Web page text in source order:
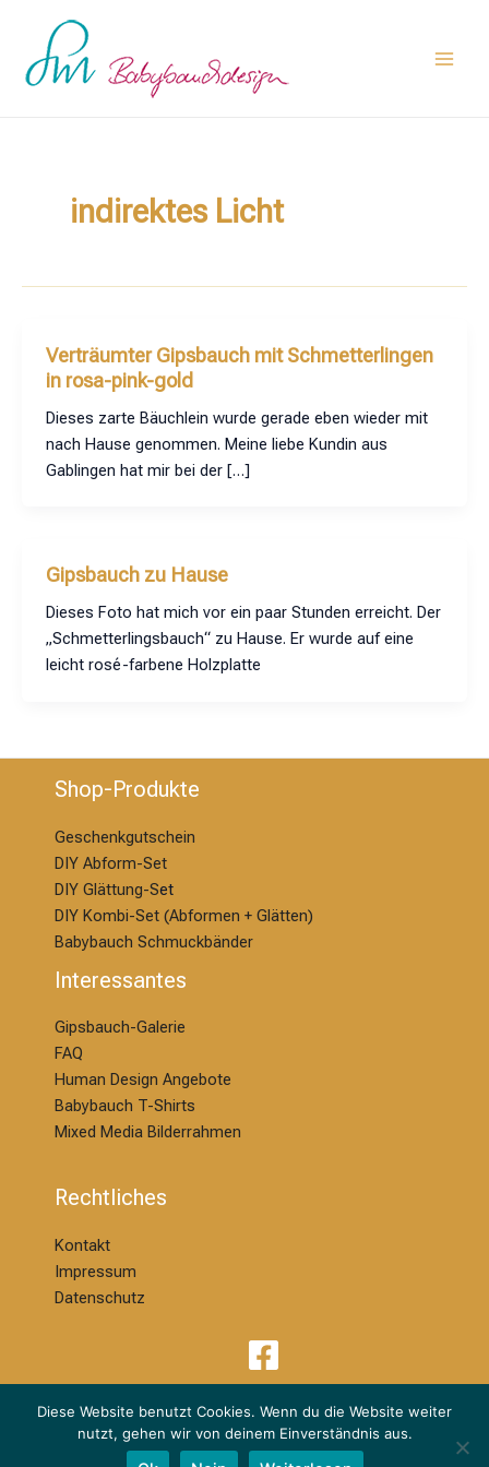
springen
indirektes Licht
Verträumter Gipsbauch mit Schmetterlingen
in rosa-pink-gold
Dieses zarte Bäuchlein wurde gerade eben wieder mit
nach Hause genommen. Meine liebe Kundin aus
Gablingen hat mir bei der […]
Gipsbauch zu Hause
Dieses Foto hat mich vor ein paar Stunden erreicht. Der
„Schmetterlingsbauch“ zu Hause. Er wurde auf eine
leicht rosé-farbene Holzplatte
Shop-Produkte
Geschenkgutschein
DIY Abform-Set
DIY Glättung-Set
DIY Kombi-Set (Abformen + Glätten)
Babybauch Schmuckbänder
Interessantes
Gipsbauch-Galerie
FAQ
Human Design Angebote
Babybauch T-Shirts
Mixed Media Bilderrahmen
Rechtliches
Kontakt
Impressum
Datenschutz
© 2026 | Melanie Ackermann Design & Kreation | dm Babybauchdesign
Diese Website benutzt Cookies. Wenn du die Website weiter
nutzt, gehen wir von deinem Einverständnis aus.